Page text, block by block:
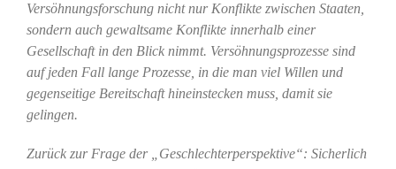
Versöhnungsforschung nicht nur Konflikte zwischen Staaten,
sondern auch gewaltsame Konflikte innerhalb einer
Gesellschaft in den Blick nimmt. Versöhnungsprozesse sind
auf jeden Fall lange Prozesse, in die man viel Willen und
gegenseitige Bereitschaft hineinstecken muss, damit sie
gelingen.
Zurück zur Frage der „Geschlechterperspektive“: Sicherlich